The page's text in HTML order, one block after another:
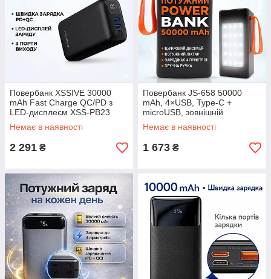
Повербанк XSSIVE 30000
mAh Fast Charge QC/PD з
LED-дисплеєм XSS-PB23
Чорний ЕКОБОКС
Немає в наявності
2 291 ₴
Повербанк JS-658 50000
mAh, 4×USB, Type-C +
microUSB, зовнішній
акумулятор з дисплеєм і
ліхтариком, чорний
Немає в наявності
1 673 ₴